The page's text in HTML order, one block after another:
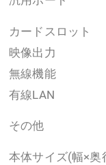
カードスロット
映像出力
無線機能
有線LAN
その他
本体サイズ(幅×奥